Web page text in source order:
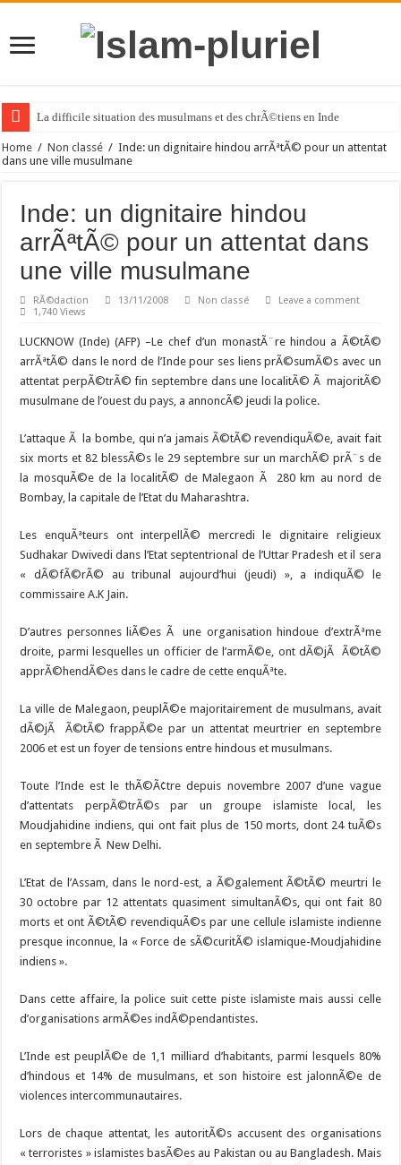
La difficile situation des musulmans et des chrÃ©tiens en Inde
Home / Non classé / Inde: un dignitaire hindou arrÃªtÃ© pour un attentat
dans une ville musulmane
Inde: un dignitaire hindou
arrÃªtÃ© pour un attentat dans
une ville musulmane
RÃ©daction 13/11/2008 Non classé
Leave a comment
1,740 Views
LUCKNOW (Inde) (AFP) –Le chef d’un monastÃ¨re hindou a Ã©tÃ©
arrÃªtÃ© dans le nord de l’Inde pour ses liens prÃ©sumÃ©s avec un
attentat perpÃ©trÃ© fin septembre dans une localitÃ© Ã majoritÃ©
musulmane de l’ouest du pays, a annoncÃ© jeudi la police.
L’attaque Ã la bombe, qui n’a jamais Ã©tÃ© revendiquÃ©e, avait fait
six morts et 82 blessÃ©s le 29 septembre sur un marchÃ© prÃ¨s de
la mosquÃ©e de la localitÃ© de Malegaon Ã 280 km au nord de
Bombay, la capitale de l’Etat du Maharashtra.
Les enquÃªteurs ont interpellÃ© mercredi le dignitaire religieux
Sudhakar Dwivedi dans l’Etat septentrional de l’Uttar Pradesh et il sera
« dÃ©fÃ©rÃ© au tribunal aujourd’hui (jeudi) », a indiquÃ© le
commissaire A.K Jain.
D’autres personnes liÃ©es Ã une organisation hindoue d’extrÃªme
droite, parmi lesquelles un officier de l’armÃ©e, ont dÃ©jÃ Ã©tÃ©
apprÃ©hendÃ©es dans le cadre de cette enquÃªte.
La ville de Malegaon, peuplÃ©e majoritairement de musulmans, avait
dÃ©jÃ Ã©tÃ© frappÃ©e par un attentat meurtrier en septembre
2006 et est un foyer de tensions entre hindous et musulmans.
Toute l’Inde est le thÃ©Ã¢tre depuis novembre 2007 d’une vague
d’attentats perpÃ©trÃ©s par un groupe islamiste local, les
Moudjahidine indiens, qui ont fait plus de 150 morts, dont 24 tuÃ©s
en septembre Ã New Delhi.
L’Etat de l’Assam, dans le nord-est, a Ã©galement Ã©tÃ© meurtri le
30 octobre par 12 attentats quasiment simultanÃ©s, qui ont fait 80
morts et ont Ã©tÃ© revendiquÃ©s par une cellule islamiste indienne
presque inconnue, la « Force de sÃ©curitÃ© islamique-Moudjahidine
indiens ».
Dans cette affaire, la police suit cette piste islamiste mais aussi celle
d’organisations armÃ©es indÃ©pendantistes.
L’Inde est peuplÃ©e de 1,1 milliard d’habitants, parmi lesquels 80%
d’hindous et 14% de musulmans, et son histoire est jalonnÃ©e de
violences intercommunautaires.
Lors de chaque attentat, les autoritÃ©s accusent des organisations
« terroristes » islamistes basÃ©es au Pakistan ou au Bangladesh. Mais